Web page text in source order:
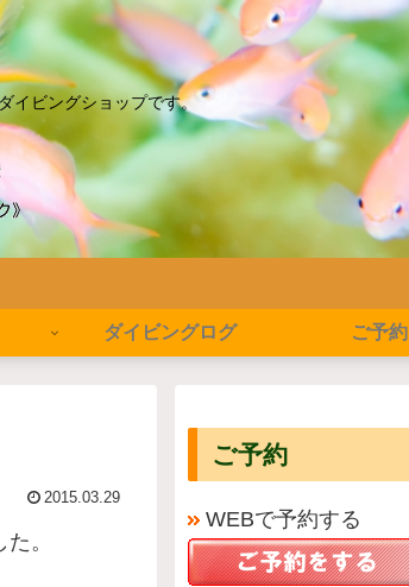
イビングショップです。
ダイビングログ ご予約
2015.03.29
。
ご予約
WEBで予約する